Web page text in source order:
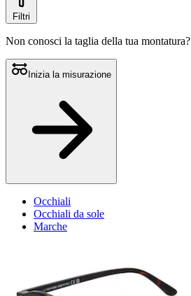
Filtri
Non conosci la taglia della tua montatura?
Inizia la misurazione
Occhiali
Occhiali da sole
Marche